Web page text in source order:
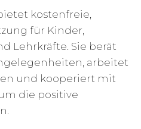
kostenfreie,
für Kinder,
Lehrkräfte. Sie berät
arbeitet
und kooperiert mit
die positive